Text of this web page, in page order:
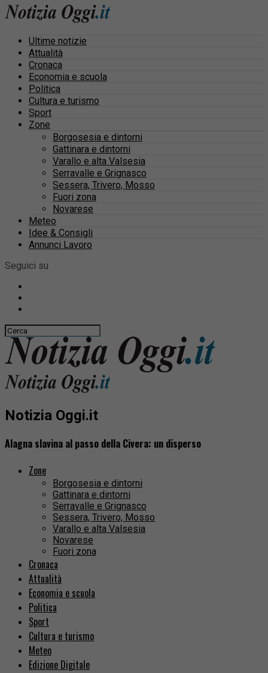
Ultime notizie
Attualità
Cronaca
Economia e scuola
Politica
Cultura e turismo
Sport
Zone
Borgosesia e dintorni
Gattinara e dintorni
Varallo e alta Valsesia
Serravalle e Grignasco
Sessera, Trivero, Mosso
Fuori zona
Novarese
Meteo
Idee & Consigli
Annunci Lavoro
Seguici su
Notizia Oggi.it
Alagna slavina al passo della Civera: un disperso
Zone
Borgosesia e dintorni
Gattinara e dintorni
Serravalle e Grignasco
Sessera, Trivero, Mosso
Varallo e alta Valsesia
Novarese
Fuori zona
Cronaca
Attualità
Economia e scuola
Politica
Sport
Cultura e turismo
Meteo
Edizione Digitale